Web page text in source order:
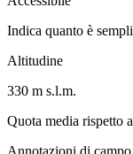
Indica quanto è
Altitudine
330 m s.l.m.
Quota media rispetto
Annotazioni di campo